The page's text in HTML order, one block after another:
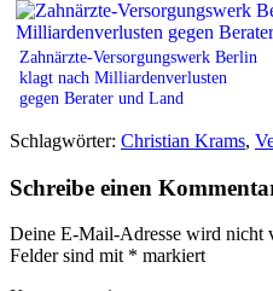
Zahnärzte-Versorgungswerk Berlin
klagt nach Milliardenverlusten
gegen Berater und Land
Schlagwörter: Christian Krams,
Schreibe einen
Deine E-Mail-Adresse wird nicht
Felder sind mit * markiert